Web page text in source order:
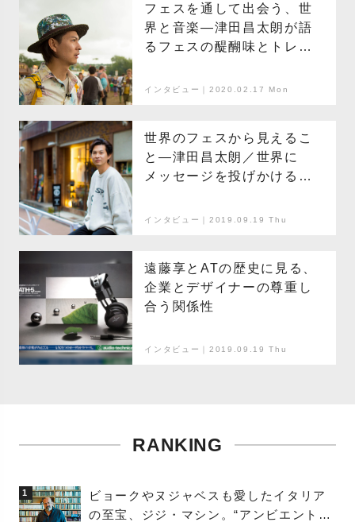
フェスを通して出会う、世
界と音楽―津田昌太朗が語
るフェスの醍醐味とトレン
インタビュー｜2020.02.17 Mon
世界のフェスから見えるこ
と―津田昌太朗／世界に
メッセージを投げかける女
インタビュー｜2019.09.19 Thu
遠藤享とATの歴史に見る、
企業とデザイナーの尊重し
合う関係性
インタビュー｜2019.09.19 Thu
RANKING
1
ビョークやヌジャベスも愛したイタリア
の至宝、ジジ・マシン。“アンビエントの